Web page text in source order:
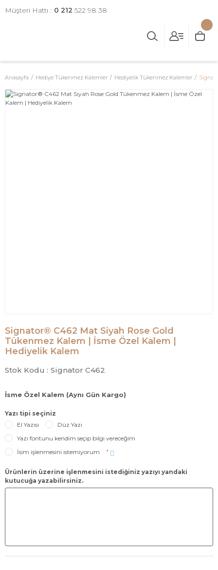
Müşteri Hattı : 0 212 522 98 38
Anasayfa Hediye Tükenmez Kalemler Hediyelik Tükenmez Kalemler
Signator® C462 Mat Siyah Rose Gold
Tükenmez Kalem | İsme Özel Kalem |
Hediyelik Kalem
Stok Kodu : Signator C462
İsme Özel Kalem (Aynı Gün Kargo)
Yazı tipi seçiniz
El Yazısı
Düz Yazı
Yazı fontunu kendim seçip bilgi vereceğim
İsim işlenmesini istemiyorum
*
Ürünlerin üzerine işlenmesini istediğiniz yazıyı yandaki
kutucuğa yazabilirsiniz.